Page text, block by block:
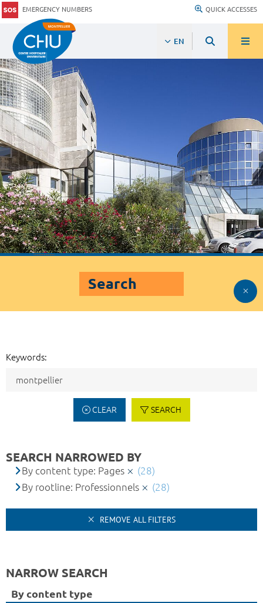
EMERGENCY NUMBERS QUICK ACCESSES
EN
Search
Keywords:
CLEAR SEARCH
SEARCH NARROWED BY
By content type: Pages
(28)
By rootline: Professionnels
(28)
REMOVE ALL FILTERS
NARROW SEARCH
By content type